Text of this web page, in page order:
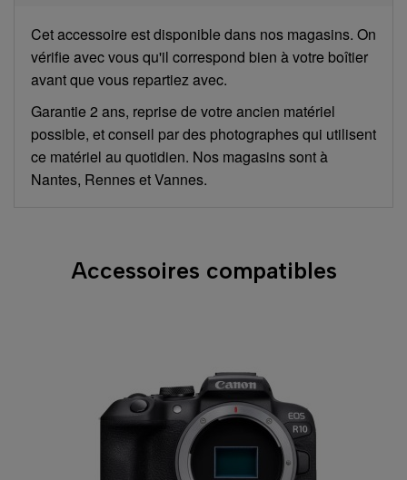
Cet accessoire est disponible dans nos magasins. On
vérifie avec vous qu'il correspond bien à votre boîtier
avant que vous repartiez avec.
Garantie 2 ans, reprise de votre ancien matériel
possible, et conseil par des photographes qui utilisent
ce matériel au quotidien. Nos magasins sont à
Nantes, Rennes et Vannes.
Accessoires compatibles